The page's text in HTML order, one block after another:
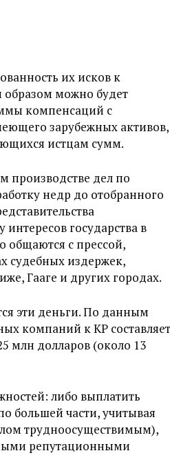
их исков к
образом можно будет
компенсаций с
зарубежных активов,
истцам сумм.
производстве дел по
недр до отобранного
государства в
общаются с прессой,
судебных издержек,
Гааге и других городах.
эти деньги. По данным
компаний к КР составляет
млн долларов (около 13
либо выплатить
большей части, учитывая
трудноосуществимым),
репутационными